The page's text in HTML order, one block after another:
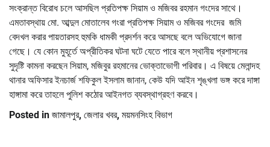
সংক্রান্ত বিরোধ চলে আসছিল প্রতিপক্ষ সিয়াম ও মজিবর রহমান গংদের সাথে।
এমতাবস্থায় মো. আব্দুল মোতালেব গংরা প্রতিপক্ষ সিয়াম ও মজিবর গংদের জমি
বেদখল করার পায়তারসহ হুমকি ধামকী প্রদর্শন করে আসছে বলে অভিযোগে জানা
গেছে। যে কোন মুহূর্তে অপ্রীতিকর ঘটনা ঘটে যেতে পারে বলে স্থানীয় প্রশাসনের
সুদৃষ্টি কামনা করছেন সিয়াম, মজিবুর রহমানের ভোক্তাভোগী পরিবার। এ বিষয়ে মেলান্দহ
থানার অফিসার ইনচার্জ শফিকুল ইসলাম জানান, কেউ যদি আইন শৃঙ্খলা ভঙ্গ করে দাঙ্গা
হাঙ্গামা করে তাহলে পুলিশ কঠোর আইনগত ব্যবস্থাগ্রহণ করবে।
Posted in জামালপুর, জেলার খবর, ময়মনসিংহ বিভাগ